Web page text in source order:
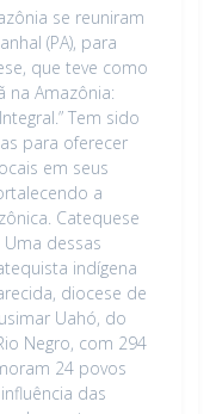
se reuniram
(PA), para
que teve como
na Amazônia:
Tem sido
para oferecer
em seus
a
Catequese
dessas
indígena
diocese de
Uahó, do
Negro, com 294
24 povos
das